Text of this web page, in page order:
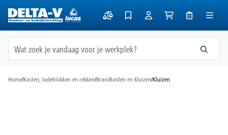
Home/Kasten, ladeblokken en rekken/Brandkasten en kluizen/Kluizen